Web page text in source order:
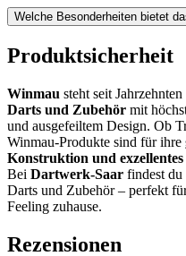
Welche Besonderheiten bietet
Produktsicherheit
Winmau steht seit
Darts und Zubehör mit
und ausgefeiltem Design. Ob
Winmau-Produkte sind für ihre
Konstruktion und
Bei Dartwerk-Saar findest du
Darts und Zubehör – perfekt
Feeling zuhause.
Rezensionen